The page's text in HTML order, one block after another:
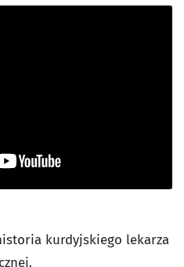
kurdyjskiego lekarza